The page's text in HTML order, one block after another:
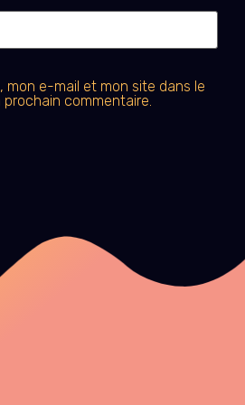
mon e-mail et mon site dans le
commentaire.